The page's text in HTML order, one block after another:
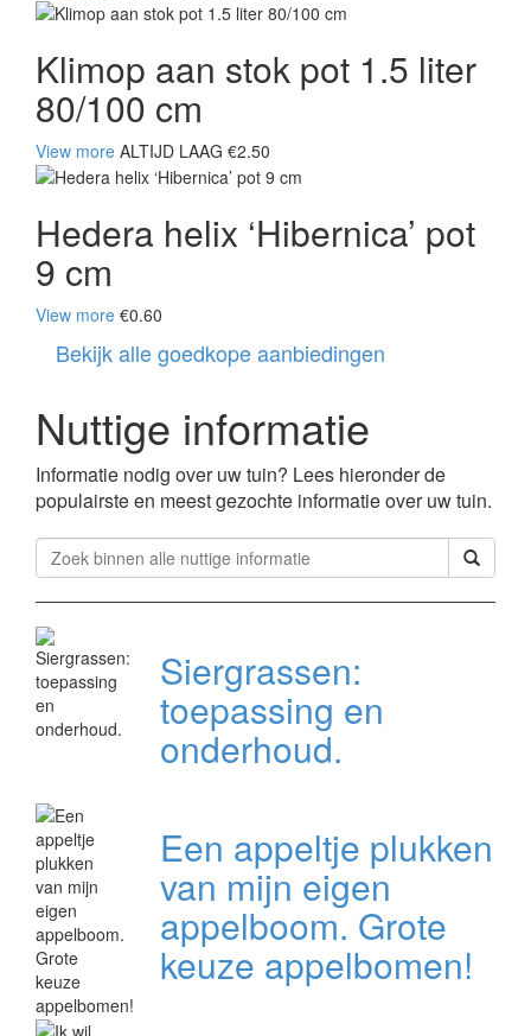
Klimop aan stok pot 1.5 liter
80/100 cm
View more ALTIJD LAAG €2.50
Hedera helix ‘Hibernica’ pot
9 cm
View more €0.60
Bekijk alle goedkope aanbiedingen
Nuttige informatie
Informatie nodig over uw tuin? Lees hieronder de
populairste en meest gezochte informatie over uw tuin.
Siergrassen:
toepassing en
onderhoud.
Een appeltje plukken
van mijn eigen
appelboom. Grote
keuze appelbomen!